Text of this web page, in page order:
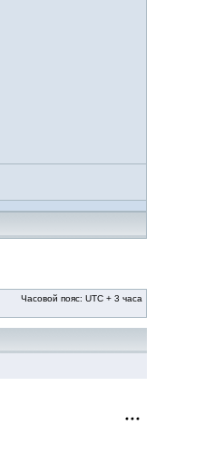
Часовой пояс: UTC + 3 часа